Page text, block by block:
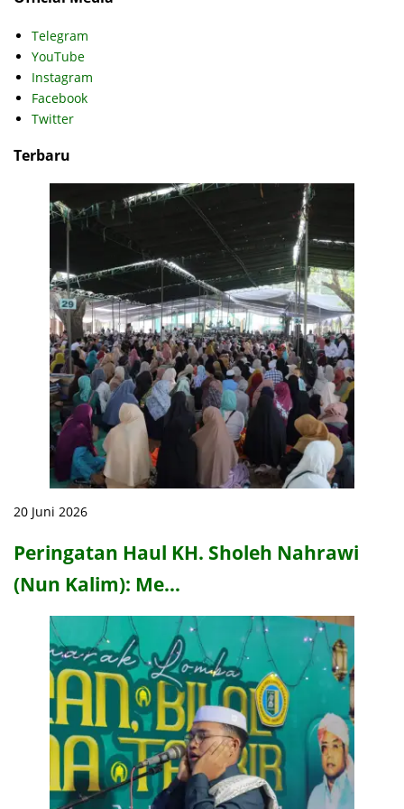
Telegram
YouTube
Instagram
Facebook
Twitter
Terbaru
20 Juni 2026
Peringatan Haul KH. Sholeh Nahrawi
(Nun Kalim): Me…